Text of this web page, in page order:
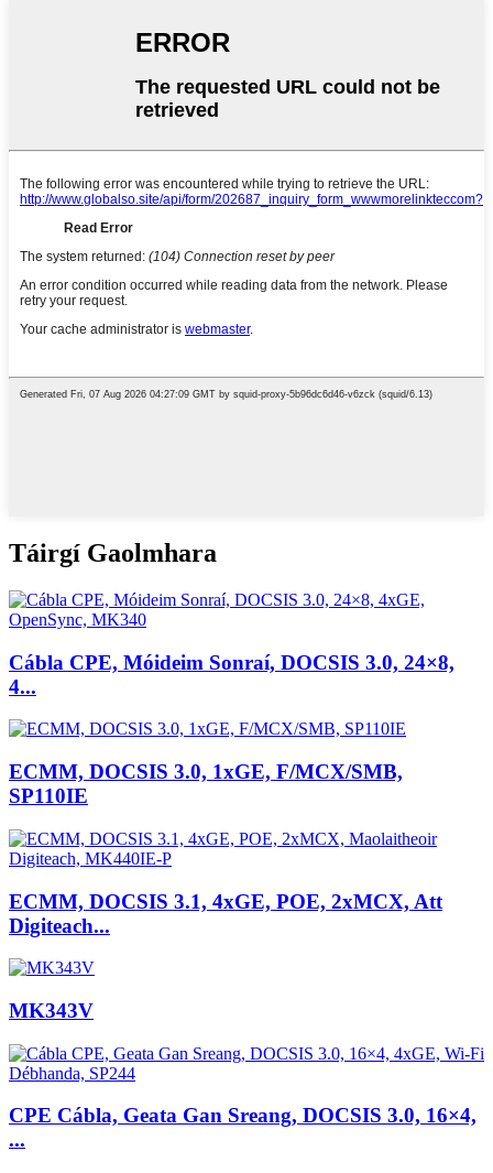
Táirgí Gaolmhara
Cábla CPE, Móideim Sonraí, DOCSIS 3.0, 24×8,
4...
ECMM, DOCSIS 3.0, 1xGE, F/MCX/SMB,
SP110IE
ECMM, DOCSIS 3.1, 4xGE, POE, 2xMCX, Att
Digiteach...
MK343V
CPE Cábla, Geata Gan Sreang, DOCSIS 3.0, 16×4,
...